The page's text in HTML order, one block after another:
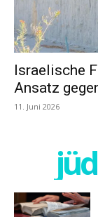
Israelische
Ansatz
11. Juni 2026